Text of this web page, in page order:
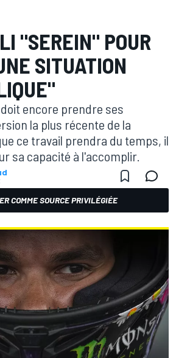
"SEREIN" POUR
SITUATION
encore prendre ses
la plus récente de la
ce travail prendra du temps, il
sa capacité à l'accomplir.
COMME SOURCE PRIVILÉGIÉE